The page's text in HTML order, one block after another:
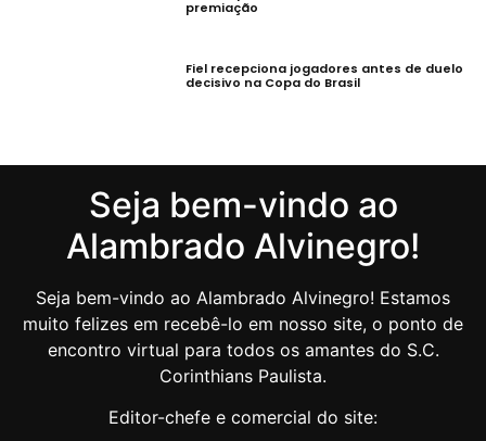
premiação
Fiel recepciona jogadores antes de duelo
decisivo na Copa do Brasil
Seja bem-vindo ao
Alambrado Alvinegro!
Seja bem-vindo ao Alambrado Alvinegro! Estamos
muito felizes em recebê-lo em nosso site, o ponto de
encontro virtual para todos os amantes do S.C.
Corinthians Paulista.
Editor-chefe e comercial do site: